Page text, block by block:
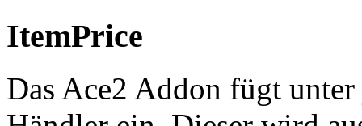
ItemPrice
Das Ace2 Addon fügt